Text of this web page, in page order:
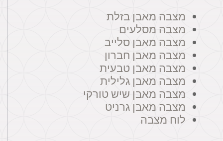
מצבה מאבן בזלת
מצבה מסלעים
מצבה מאבן סלייב
מצבה מאבן חברון
מצבה מאבן טבעית
מצבה מאבן גלילית
מצבה מאבן שיש טורקי
מצבה מאבן גרניט
לוח מצבה